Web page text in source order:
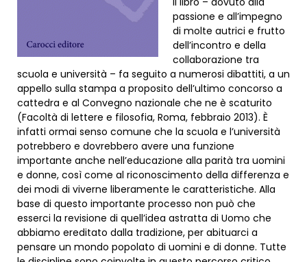
passione e all’impegno
di molte autrici e frutto
dell’incontro e della
collaborazione tra
scuola e università – fa seguito a numerosi dibattiti, a un
appello sulla stampa a proposito dell’ultimo concorso a
cattedra e al Convegno nazionale che ne è scaturito
(Facoltà di lettere e filosofia, Roma, febbraio 2013). È
infatti ormai senso comune che la scuola e l’università
potrebbero e dovrebbero avere una funzione
importante anche nell’educazione alla parità tra uomini
e donne, così come al riconoscimento della differenza e
dei modi di viverne liberamente le caratteristiche. Alla
base di questo importante processo non può che
esserci la revisione di quell’idea astratta di Uomo che
abbiamo ereditato dalla tradizione, per abituarci a
pensare un mondo popolato di uomini e di donne. Tutte